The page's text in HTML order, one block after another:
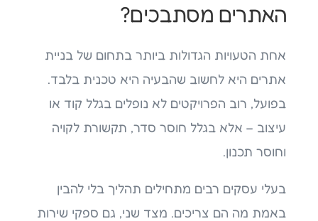
האתרים מסתבכים?
אחת הטעויות הגדולות ביותר בתחום של בניית
אתרים היא לחשוב שהבעיה היא טכנית בלבד.
בפועל, רוב הפרויקטים לא נופלים בגלל קוד או
עיצוב – אלא בגלל חוסר סדר, תקשורת לקויה
וחוסר תכנון.
בעלי עסקים רבים מתחילים תהליך בלי להבין
באמת מה הם צריכים. מצד שני, גם ספקי שירות